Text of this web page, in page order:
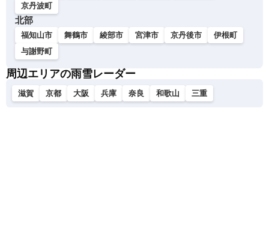
京丹波町
北部
福知山市 舞鶴市 綾部市 宮津市 京丹後市
伊根町
与謝野町
周辺エリアの雨雪レーダー
滋賀 京都 大阪 兵庫 奈良 和歌山 三重